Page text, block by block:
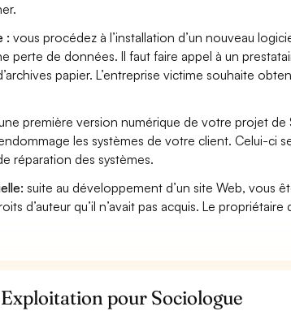
: vous procédez à l’installation d’un nouveau
perte de données. Il faut faire appel à un
papier. L’entreprise victime souhaite
première version numérique de votre projet de
les systèmes de votre client. Celui-ci
réparation des systèmes.
suite au développement d’un site Web, vous
d’auteur qu’il n’avait pas acquis. Le
pour Sociologue